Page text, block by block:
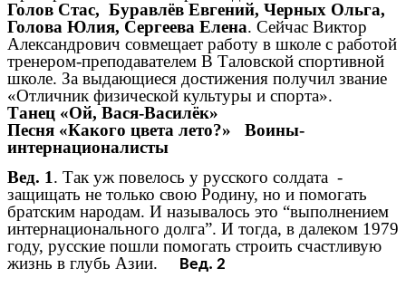
Голов Стас, Буравлёв Евгений, Черных Ольга,
Голова Юлия, Сергеева Елена. Сейчас Виктор
Александрович совмещает работу в школе с работой
тренером-преподавателем В Таловской спортивной
школе. За выдающиеся достижения получил звание
«Отличник физической культуры и спорта».
Танец «Ой, Вася-Василёк»
Песня «Какого цвета лето?» Воины-
интернационалисты
Вед. 1. Так уж повелось у русского солдата -
защищать не только свою Родину, но и помогать
братским народам. И называлось это “выполнением
интернационального долга”. И тогда, в далеком 1979
году, русские пошли помогать строить счастливую
жизнь в глубь Азии. Вед. 2